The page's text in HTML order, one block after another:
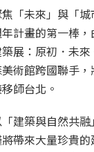
「未來」與「城
計畫的第一棒
展：原初．未
術館跨國聯手
師台北。
建築與自然共
帶來大量珍貴